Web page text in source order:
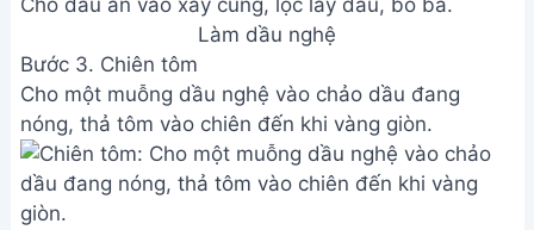
Làm dầu nghệ
Bước 3. Chiên tôm
Cho một muỗng dầu nghệ vào chảo dầu đang
nóng, thả tôm vào chiên đến khi vàng giòn.